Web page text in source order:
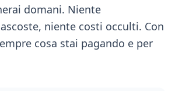
domani. Niente
niente costi occulti. Con
cosa stai pagando e per